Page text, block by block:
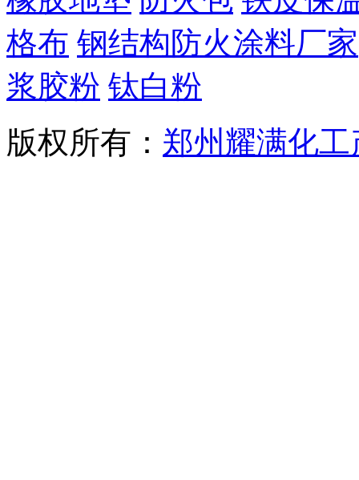
格布 钢结构防火涂料厂家
浆胶粉 钛白粉
版权所有： 郑州耀满化